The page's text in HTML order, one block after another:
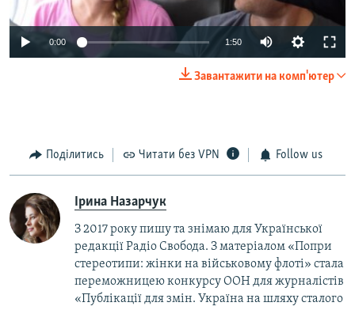
1080p
0:00 1:50
1080p
Завантажити на комп'ютер
Поділитись Читати без VPN Follow us
Ірина Назарчук
З 2017 року пишу та знімаю для Української
редакції Радіо Свобода. З матеріалом «Попри
стереотипи: жінки на військовому флоті» стала
переможницею конкурсу ООН для журналістів
«Публікації для змін. Україна на шляху сталого